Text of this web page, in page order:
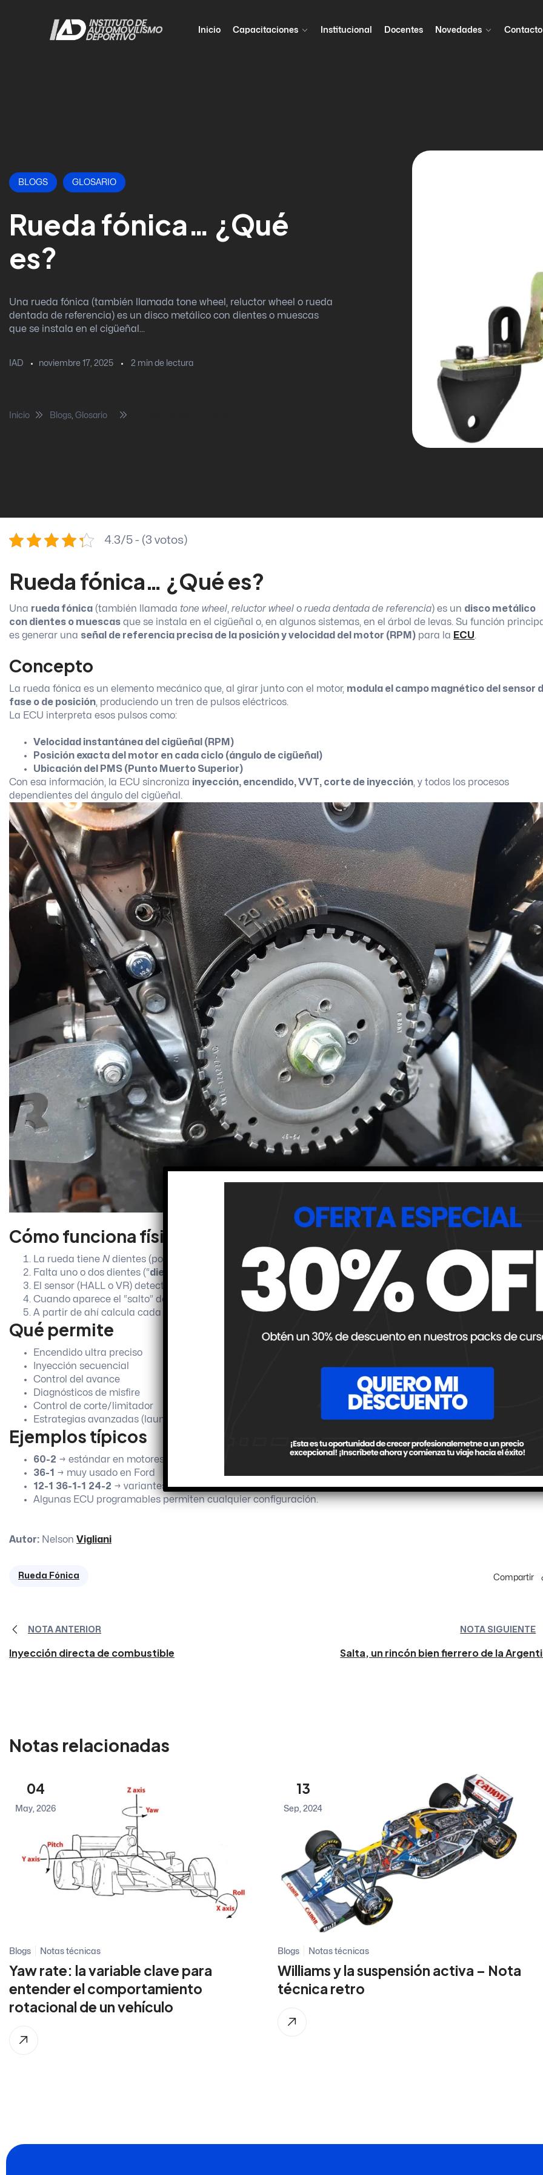
Inicio Capacitaciones Institucional Docentes Novedades Contacto
BLOGS GLOSARIO
Rueda fónica… ¿Qué
es?
Una rueda fónica (también llamada tone wheel, reluctor wheel o rueda
dentada de referencia) es un disco metálico con dientes o muescas
que se instala en el cigüeñal...
IAD noviembre 17, 2025 2 min de lectura
Inicio Blogs Glosario
4.3/5 - (3 votos)
Rueda fónica… ¿Qué es?
Una rueda fónica (también llamada tone wheel, reluctor wheel o rueda dentada de referencia) es un disco metálico
con dientes o muescas que se instala en el cigüeñal o, en algunos sistemas, en el árbol de levas. Su función
es generar una señal de referencia precisa de la posición y velocidad del motor (RPM) para la ECU.
Concepto
La rueda fónica es un elemento mecánico que, al girar junto con el motor, modula el campo magnético del sensor
fase o de posición, produciendo un tren de pulsos eléctricos.
La ECU interpreta esos pulsos como:
Velocidad instantánea del cigüeñal (RPM)
Posición exacta del motor en cada ciclo (ángulo de cigüeñal)
Ubicación del PMS (Punto Muerto Superior)
Con esa información, la ECU sincroniza inyección, encendido, VVT, corte de inyección, y todos los procesos
dependientes del ángulo del cigüeñal.
Cómo funciona físicamente
La rueda tiene N dientes (por ejemplo, 36).
Falta uno o dos dientes (“diente faltante
”: 36-1, 60-2, etc.).
El sensor (HALL o VR) detecta cada diente al pasar.
Cuando aparece el “salto” del diente faltante, la ECU marca un
evento de sincronización
A partir de ahí calcula cada grado de giro.
Qué permite
Encendido ultra preciso
Inyección secuencial
Control del avance
Diagnósticos de misfire
Control de corte/limitador
Estrategias avanzadas (launch, anti-lag, flat shift)
Ejemplos típicos
60-2 → estándar en motores modernos (BMW, VW, PSA)
36-1 → muy usado en Ford
12-1 36-1-1 24-2 → variantes según fabricante
Algunas ECU programables permiten cualquier configuración.
Autor: Nelson Vigliani
Rueda Fónica Compartir
NOTA ANTERIOR
Inyección directa de combustible
NOTA SIGUIENTE
Salta, un rincón bien fierrero de la
Notas relacionadas
04
May, 2026
Blogs Notas técnicas
Yaw rate: la variable clave para
entender el comportamiento
rotacional de un vehículo
13
Sep, 2024
Blogs Notas técnicas
Williams y la suspensión activa – Nota
técnica retro